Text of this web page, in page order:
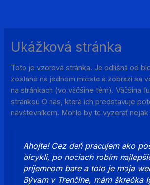
Ukážková stránka
Toto je vzorová stránka. Je odlišná od
zostane na jednom mieste a zobrazí sa
na stránkach (vo väčšine tém). Väčšina
stránkou O nás, ktorá ich predstavuje
návštevníkom. Mohlo by to vyzerať nejak
Ahojte! Cez deň pracujem ako
bicykli, po nociach robím
príjemnom bare a toto je moja
Bývam v Trenčíne, mám škrečka